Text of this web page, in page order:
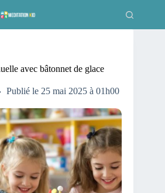
avec bâtonnet de glace
Publié le 25 mai 2025 à 01h00